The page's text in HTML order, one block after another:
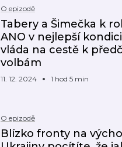
O epizodě
Tabery a Šimečka k
ANO v nejlepší
vláda na cestě k
volbám
11. 12. 2024 1 hod 5 min
O epizodě
Blízko fronty na